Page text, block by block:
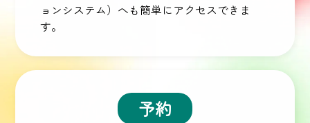
ョンシステム）へも簡単にアクセスできま
す。
予約